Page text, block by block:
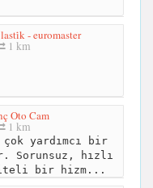
- euromaster
1 km
Oto Cam
1 km
yardımcı bir
Sorunsuz, hızlı
bir hizm...